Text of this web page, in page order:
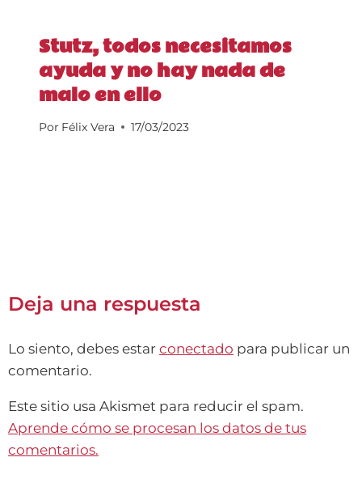
Stutz, todos necesitamos
ayuda y no hay nada de
malo en ello
Por Félix Vera 17/03/2023
Deja una respuesta
Lo siento, debes estar conectado para publicar un
comentario.
Este sitio usa Akismet para reducir el spam.
Aprende cómo se procesan los datos de tus
comentarios.